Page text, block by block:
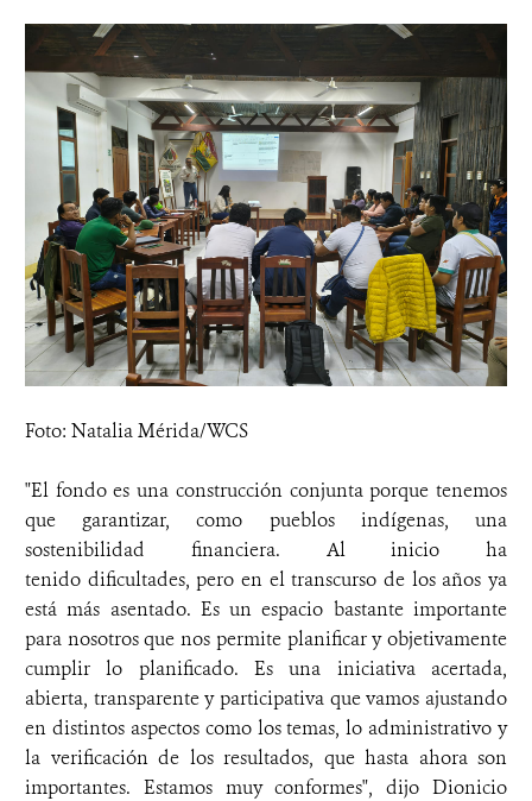
Foto: Natalia Mérida/WCS
"El fondo es una construcción conjunta porque tenemos
que garantizar, como pueblos indígenas, una
sostenibilidad financiera. Al inicio ha
tenido dificultades, pero en el transcurso de los años ya
está más asentado. Es un espacio bastante importante
para nosotros que nos permite planificar y objetivamente
cumplir lo planificado. Es una iniciativa acertada,
abierta, transparente y participativa que vamos ajustando
en distintos aspectos como los temas, lo administrativo y
la verificación de los resultados, que hasta ahora son
importantes. Estamos muy conformes", dijo Dionicio